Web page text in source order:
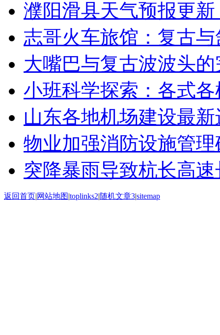
濮阳滑县天气预报更
志哥火车旅馆：复古
大嘴巴与复古波波头
小班科学探索：各式
山东各地机场建设最
物业加强消防设施管
突降暴雨导致杭长高
返回首页|网站地图|toplinks2|随机文章3|sitemap